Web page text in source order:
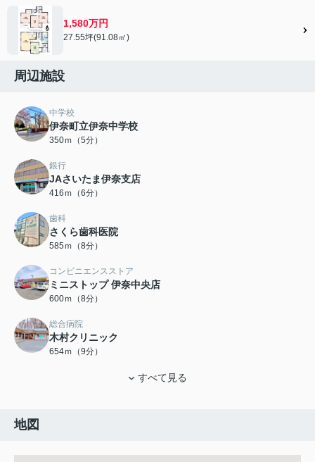
1,580万円
27.55坪(91.08㎡)
周辺施設
中学校
伊奈町立伊奈中学校
350ｍ（5分）
銀行
JAさいたま伊奈支店
416ｍ（6分）
歯科
さくら歯科医院
585ｍ（8分）
コンビニエンスストア
ミニストップ 伊奈中央店
600ｍ（8分）
総合病院
木村クリニック
654ｍ（9分）
すべて見る
地図